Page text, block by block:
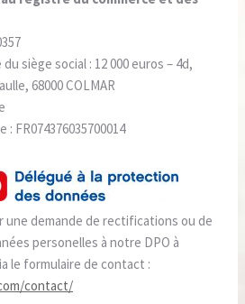
siège social : 12 000 euros – 4d,
68000 COLMAR
FR074376035700014
une demande de rectifications ou de
personelles à notre DPO à
le formulaire de contact :
contact/